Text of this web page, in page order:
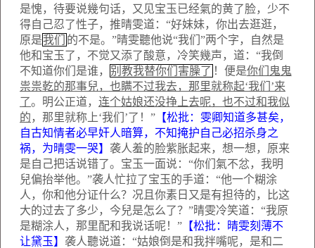
是愧，待要说幾句话，又见宝玉已经氣的黄了脸，少不
得自己忍了性子，推晴雯道：“好妹妹，你出去逛逛，
原是我们 的不是。”晴雯聽他说“我们”两个字，自然是
他和宝玉了，不觉又添了酸意，冷笑幾声，道：“我倒
不知道你们是谁，
别教我替你们害臊了 ！便是你们鬼鬼
祟祟乾的那事兒，也瞒不过我去，那里就称起‘我们’来
了。明公正道， 连个姑娘还没挣上去呢，也不过和我似
的 ，那里就称上‘我们’了！” 【松批：雯卿知道多甚矣，
自古知情者必早奸人暗算，不知掩护自己必招杀身之
祸，为晴雯一哭】 袭人羞的脸紫胀起来，想一想，原来
是自己把话说错了。宝玉一面说：“你们氣不忿，我明
兒偏抬举他。”袭人忙拉了宝玉的手道：“他一个糊涂
人，你和他分证什么？况且你素日又是有担待的，比这
大的过去了多少，今兒是怎么了？”晴雯冷笑道：“我原
是糊涂人，那里配和我说话呢！” 【松批：晴雯刻薄不
让黛玉】 袭人聽说道：“姑娘倒是和我拌嘴呢，是和二